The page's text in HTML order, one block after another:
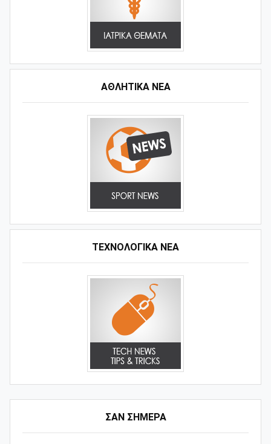
ΑΘΛΗΤΙΚΆ ΝΈΑ
ΤΕΧΝΟΛΟΓΙΚΑ ΝΕΑ
ΣΑΝ ΣΗΜΕΡΑ